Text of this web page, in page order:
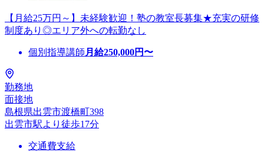
【月給25万円～】未経験歓迎！塾の教室長募集★充実の研修
制度あり◎エリア外への転勤なし
個別指導講師 月給250,000円〜
勤務地
面接地
島根県出雲市渡橋町398
出雲市駅より徒歩17分
交通費支給